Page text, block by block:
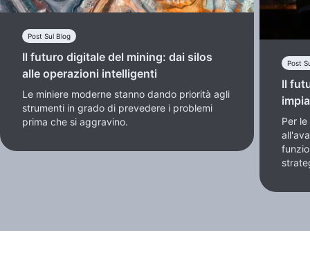
Post Sul Blog
Il futuro digitale del mining: dai silos
alle operazioni intelligenti
Le miniere moderne stanno dando priorità agli
strumenti in grado di prevedere i problemi
prima che si aggravino.
Post
Il
Per